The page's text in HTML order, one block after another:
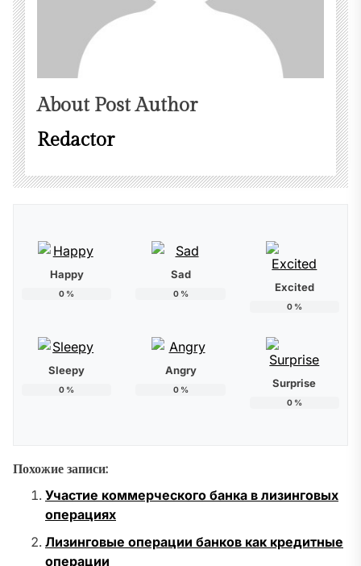
About Post Author
Redactor
Happy
0 %
Sad
0% Excited
0%
Sleepy
0 %
Angry
0% Surprise
0%
Похожие записи:
Участие коммерческого банка в лизинговых
операциях
Лизинговые операции банков как кредитные
операции